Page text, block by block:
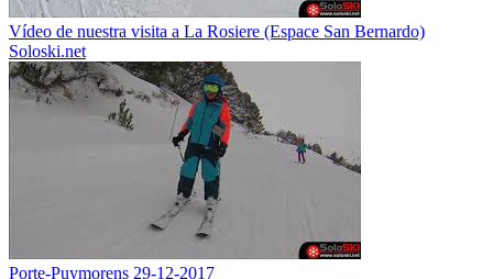
Vídeo de nuestra visita a La Rosiere (Espace San Bernardo)
Soloski.net
Porte-Puymorens 29-12-2017